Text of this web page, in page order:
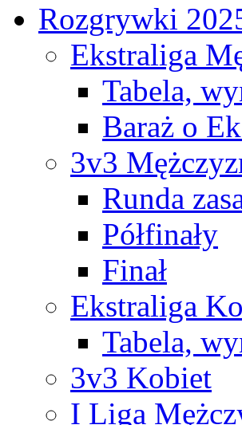
Rozgrywki
Ekstraliga
Tabela,
Baraż o
3v3
Runda
Półfinały
Finał
Ekstraliga
Tabela,
3v3 Kobiet
I Liga